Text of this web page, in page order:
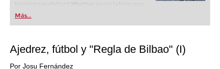
training revolution! Whether you’re taking your
first steps into the world of club chess, or already
playing at a tournament level: with FRITZ, you can
train more efficiently, intelligently and with a
Más...
Ajedrez, fútbol y "Regla de Bilbao" (I)
Por Josu Fernández